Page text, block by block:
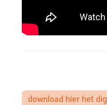
download hier het